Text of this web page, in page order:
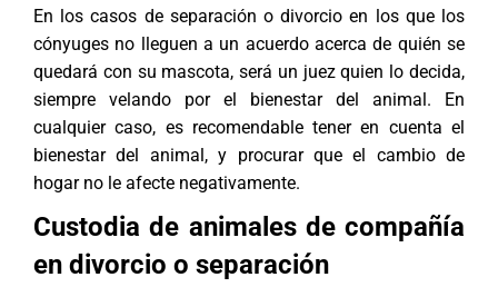
En los casos de separación o divorcio en los que los
cónyuges no lleguen a un acuerdo acerca de quién se
quedará con su mascota, será un juez quien lo decida,
siempre velando por el bienestar del animal. En
cualquier caso, es recomendable tener en cuenta el
bienestar del animal, y procurar que el cambio de
hogar no le afecte negativamente.
Custodia de animales de compañía
en divorcio o separación